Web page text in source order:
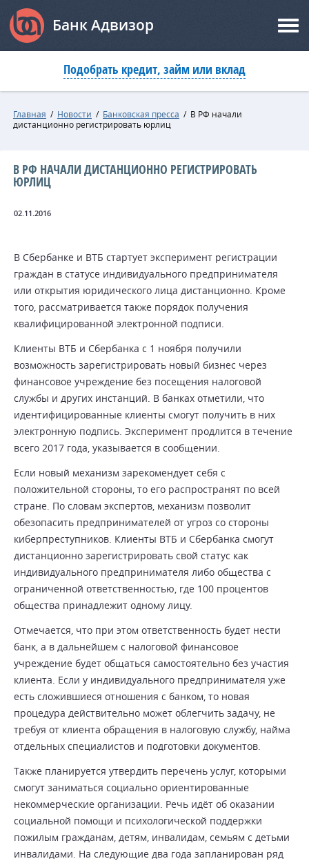
Банк Адвизор
Подобрать кредит, займ или вклад
Главная / Новости / Банковская пресса / В РФ начали
дистанционно регистрировать юрлиц
В РФ НАЧАЛИ ДИСТАНЦИОННО РЕГИСТРИРОВАТЬ
ЮРЛИЦ
02.11.2016
В Сбербанке и ВТБ стартует эксперимент регистрации
граждан в статусе индивидуального предпринимателя
или открытия юридического лица дистанционно. Кроме
того, рассматривается также порядок получения
квалифицированной электронной подписи.
Клиенты ВТБ и Сбербанка с 1 ноября получили
возможность зарегистрировать новый бизнес через
финансовое учреждение без посещения налоговой
службы и других инстанций. В банках отметили, что
идентифицированные клиенты смогут получить в них
электронную подпись. Эксперимент продлится в течение
всего 2017 года, указывается в сообщении.
Если новый механизм зарекомендует себя с
положительной стороны, то его распространят по всей
стране. По словам экспертов, механизм позволит
обезопасить предпринимателей от угроз со стороны
киберпреступников. Клиенты ВТБ и Сбербанка смогут
дистанционно зарегистрировать свой статус как
индивидуального предпринимателя либо общества с
ограниченной ответственностью, где 100 процентов
общества принадлежит одному лицу.
Отмечается, что при этом ответственность будет нести
банк, а в дальнейшем с налоговой финансовое
учреждение будет общаться самостоятельно без участия
клиента. Если у индивидуального предпринимателя уже
есть сложившиеся отношения с банком, то новая
процедура действительно может облегчить задачу, не
требуя от клиента обращения в налоговую службу, найма
отдельных специалистов и подготовки документов.
Также планируется утвердить перечень услуг, которыми
смогут заниматься социально ориентированные
некоммерческие организации. Речь идёт об оказании
социальной помощи и психологической поддержки
пожилым гражданам, детям, инвалидам, семьям с детьми
инвалидами. На следующие два года запланирован ряд